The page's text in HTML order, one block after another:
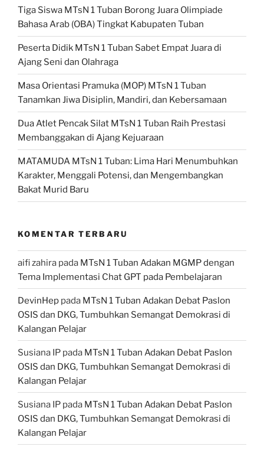
Tiga Siswa MTsN 1 Tuban Borong Juara Olimpiade
Bahasa Arab (OBA) Tingkat Kabupaten Tuban
Peserta Didik MTsN 1 Tuban Sabet Empat Juara di
Ajang Seni dan Olahraga
Masa Orientasi Pramuka (MOP) MTsN 1 Tuban
Tanamkan Jiwa Disiplin, Mandiri, dan Kebersamaan
Dua Atlet Pencak Silat MTsN 1 Tuban Raih Prestasi
Membanggakan di Ajang Kejuaraan
MATAMUDA MTsN 1 Tuban: Lima Hari Menumbuhkan
Karakter, Menggali Potensi, dan Mengembangkan
Bakat Murid Baru
KOMENTAR TERBARU
aifi zahira pada MTsN 1 Tuban Adakan MGMP dengan
Tema Implementasi Chat GPT pada Pembelajaran
DevinHep pada MTsN 1 Tuban Adakan Debat Paslon
OSIS dan DKG, Tumbuhkan Semangat Demokrasi di
Kalangan Pelajar
Susiana IP pada MTsN 1 Tuban Adakan Debat Paslon
OSIS dan DKG, Tumbuhkan Semangat Demokrasi di
Kalangan Pelajar
Susiana IP pada MTsN 1 Tuban Adakan Debat Paslon
OSIS dan DKG, Tumbuhkan Semangat Demokrasi di
Kalangan Pelajar